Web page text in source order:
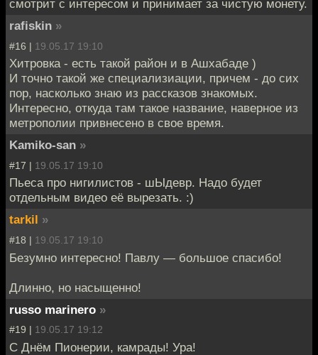
смотрит с интересом и принимает за чистую монету.
rafiskin »
#16 | 19.05.17 19:10
Хитровка - есть такой район и в Ашхабаде )
И точно такой же специализиации, причем - до сих
пор, насколько знаю из рассказов знакомых.
Интересно, откуда там такое название, наверное из
метрополии привнесено в свое время.
Kamiko-san »
#17 | 19.05.17 19:10
Пьеса про нигилистов - шЫдевр. Надо будет
отдельным видео её вырезать. :)
tarkil »
#18 | 19.05.17 19:10
Безумно интересно! Павлу — большое спасибо!
Длинно, но насыщенно!
russo marinero »
#19 | 19.05.17 19:12
С Днём Пионерии, камрады! Ура!